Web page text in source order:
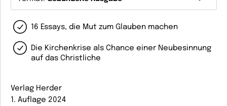
16 Essays, die Mut zum Glauben machen
Die Kirchenkrise als Chance einer Neubesinnung
auf das Christliche
Verlag Herder
1. Auflage 2024